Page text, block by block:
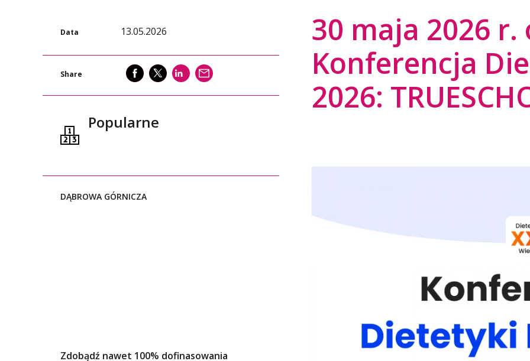
Data 13.05.2026
Share SHARE SHARE SHARE
Popularne
DĄBROWA GÓRNICZA
Zdobądź nawet 100% dofinasowania
30 maja 2026
Konferencja
2026: